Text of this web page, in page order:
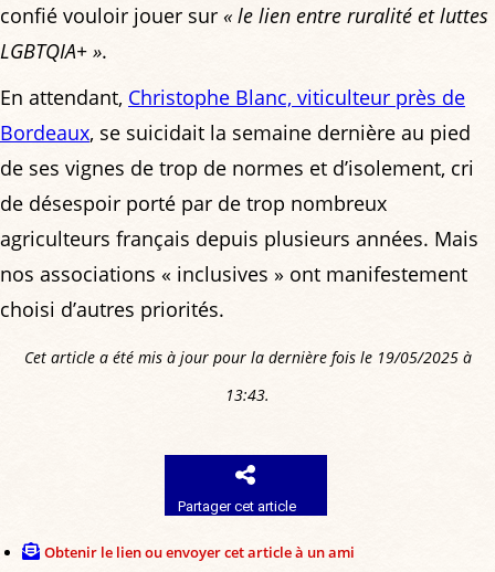
confié vouloir jouer sur « le lien entre ruralité et luttes
LGBTQIA+ ».
En attendant, Christophe Blanc, viticulteur près de
Bordeaux, se suicidait la semaine dernière au pied
de ses vignes de trop de normes et d’isolement, cri
de désespoir porté par de trop nombreux
agriculteurs français depuis plusieurs années. Mais
nos associations « inclusives » ont manifestement
choisi d’autres priorités.
Cet article a été mis à jour pour la dernière fois le 19/05/2025 à
13:43.
Partager cet article
Obtenir le lien ou envoyer cet article à un ami